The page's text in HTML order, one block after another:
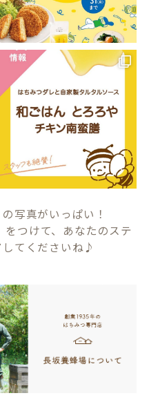
写真がいっぱい！
をつけて、あなたのステ
てくださいね♪